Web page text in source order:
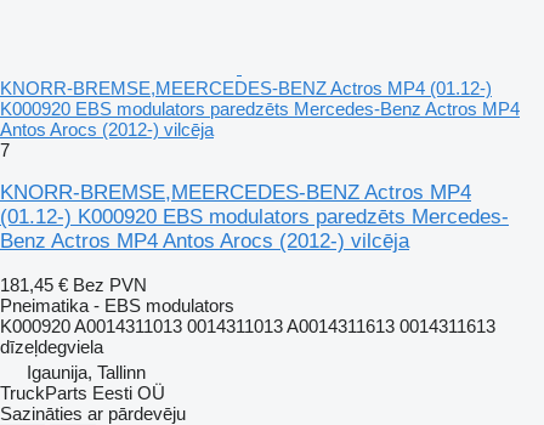
KNORR-BREMSE,MEERCEDES-BENZ Actros MP4 (01.12-)
K000920 EBS modulators paredzēts Mercedes-Benz Actros MP4
Antos Arocs (2012-) vilcēja
7
KNORR-BREMSE,MEERCEDES-BENZ Actros MP4
(01.12-) K000920 EBS modulators paredzēts Mercedes-
Benz Actros MP4 Antos Arocs (2012-) vilcēja
181,45 € Bez PVN
Pneimatika - EBS modulators
K000920 A0014311013 0014311013 A0014311613 0014311613
dīzeļdegviela
Igaunija, Tallinn
TruckParts Eesti OÜ
Sazināties ar pārdevēju